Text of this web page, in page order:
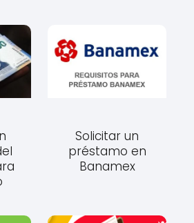
Solicitar un
préstamo en
Banamex